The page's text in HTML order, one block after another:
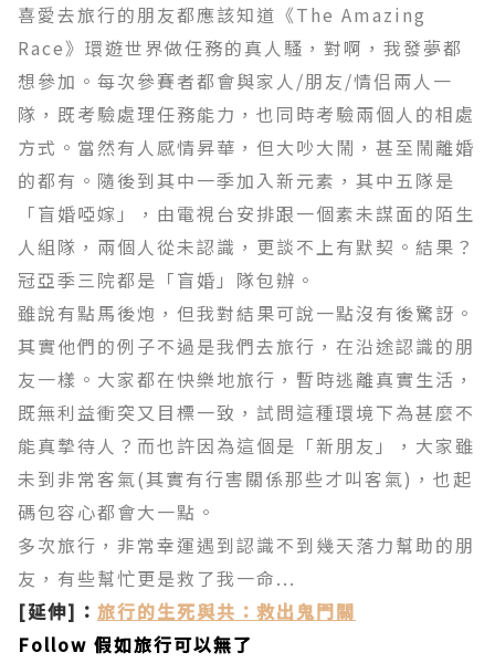
喜愛去旅行的朋友都應該知道《The Amazing
Race》環遊世界做任務的真人騷，對啊，我發夢都
想參加。每次參賽者都會與家人/朋友/情侣兩人一
隊，既考驗處理任務能力，也同時考驗兩個人的相處
方式。當然有人感情昇華，但大吵大鬧，甚至鬧離婚
的都有。隨後到其中一季加入新元素，其中五隊是
「盲婚啞嫁」，由電視台安排跟一個素未謀面的陌生
人組隊，兩個人從未認識，更談不上有默契。結果？
冠亞季三院都是「盲婚」隊包辦。
雖說有點馬後炮，但我對結果可說一點沒有後驚訝。
其實他們的例子不過是我們去旅行，在沿途認識的朋
友一樣。大家都在快樂地旅行，暫時逃離真實生活，
既無利益衝突又目標一致，試問這種環境下為甚麼不
能真摯待人？而也許因為這個是「新朋友」，大家雖
未到非常客氣(其實有行害關係那些才叫客氣)，也起
碼包容心都會大一點。
多次旅行，非常幸運遇到認識不到幾天落力幫助的朋
友，有些幫忙更是救了我一命...
[延伸]： 旅行的生死與共：救出鬼門關
Follow 假如旅行可以無了